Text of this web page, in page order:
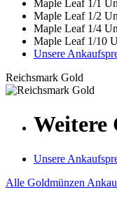
Maple Leaf 1/1
Maple Leaf 1/2
Maple Leaf 1/4
Maple Leaf 1/10
Unsere
Reichsmark Gold
Weitere
Unsere
Alle Goldmünzen